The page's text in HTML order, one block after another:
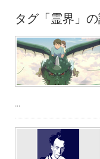
タグ「霊界」
...